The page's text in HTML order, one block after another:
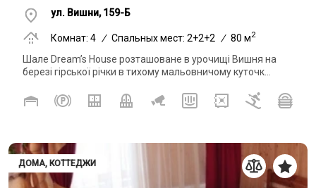
ул. Вишни, 159-Б
Комнат: 4 / Спальных мест: 2+2+2 / 80 м2
Шале Dream’s House розташоване в урочищі Вишня на
березі гірської річки в тихому мальовничому куточк...
ДОМА, КОТТЕДЖИ